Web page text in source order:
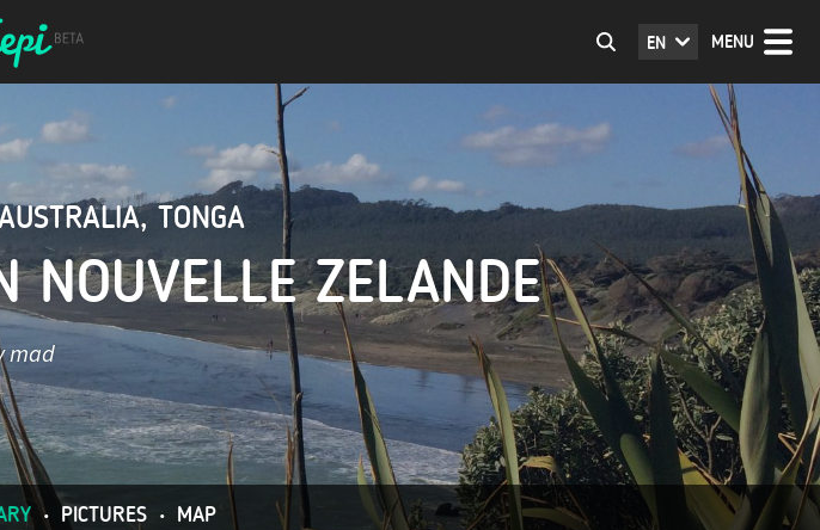
MENU
EN
, TONGA
NOUVELLE ZELANDE
mad
• PICTURES • MAP